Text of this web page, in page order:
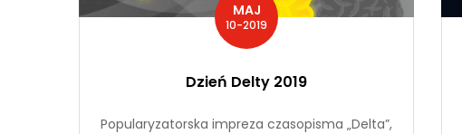
MAJ
10-2019
Dzień Delty 2019
Popularyzatorska impreza czasopisma „Delta”,